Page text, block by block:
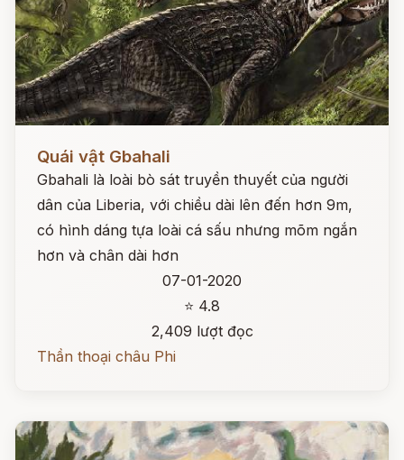
Quái vật Gbahali
Gbahali là loài bò sát truyền thuyết của người
dân của Liberia, với chiều dài lên đến hơn 9m,
có hình dáng tựa loài cá sấu nhưng mõm ngắn
hơn và chân dài hơn
07-01-2020
⭐ 4.8
2,409 lượt đọc
Thần thoại châu Phi